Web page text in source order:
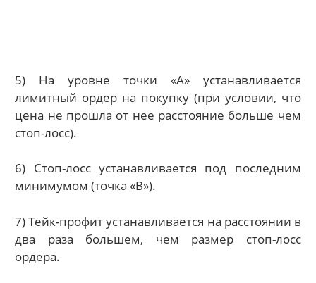
5) На уровне точки «А» устанавливается
лимитный ордер на покупку (при условии, что
цена не прошла от нее расстояние больше чем
стоп-лосс).
6) Стоп-лосс устанавливается под последним
минимумом (точка «В»).
7) Тейк-профит устанавливается на расстоянии в
два раза большем, чем размер стоп-лосс
ордера.